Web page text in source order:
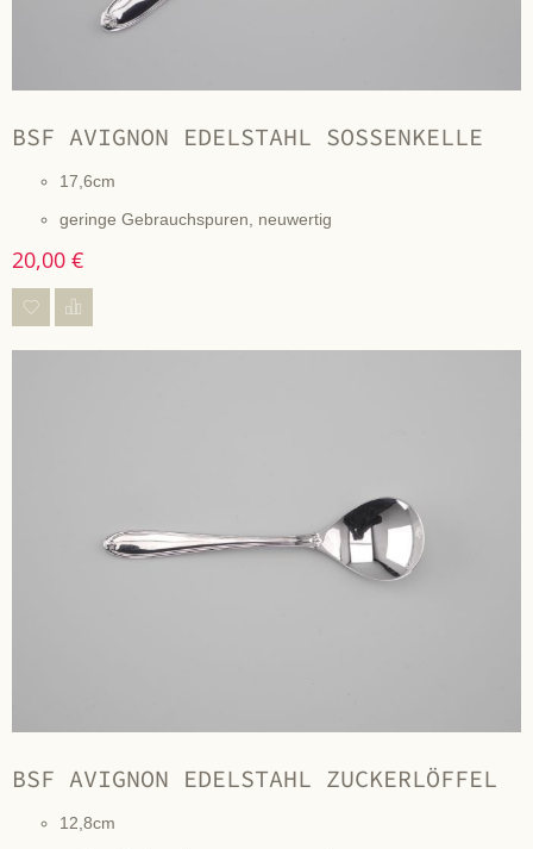
BSF AVIGNON EDELSTAHL SOSSENKELLE
17,6cm
geringe Gebrauchspuren, neuwertig
20,00 €
BSF AVIGNON EDELSTAHL ZUCKERLÖFFEL
12,8cm